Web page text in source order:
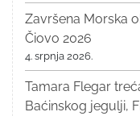
Završena Morska
Čiovo 2026
4. srpnja 2026.
Tamara Flegar
Baćinskog jegulji,